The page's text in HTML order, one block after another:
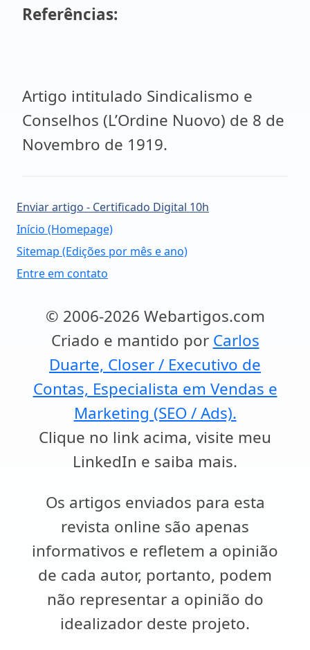
Referências:
Artigo intitulado Sindicalismo e
Conselhos (L’Ordine Nuovo) de 8 de
Novembro de 1919.
Enviar artigo - Certificado Digital 10h
Início (Homepage)
Sitemap (Edições por mês e ano)
Entre em contato
© 2006-2026 Webartigos.com
Criado e mantido por Carlos
Duarte, Closer / Executivo de
Contas, Especialista em Vendas e
Marketing (SEO / Ads).
Clique no link acima, visite meu
LinkedIn e saiba mais.
Os artigos enviados para esta
revista online são apenas
informativos e refletem a opinião
de cada autor, portanto, podem
não representar a opinião do
idealizador deste projeto.